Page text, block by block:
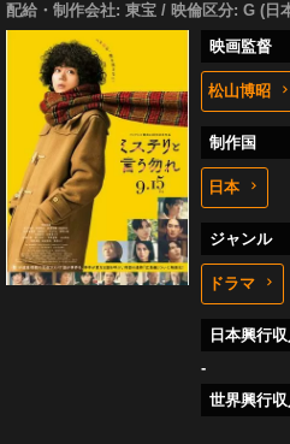
配給・制作会社: 東宝 / 映倫区分: G (日
映画監督
松山博昭
制作国
日本
ジャンル
ドラマ
日本興行収
-
世界興行収